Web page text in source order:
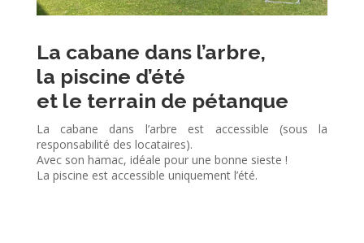
La cabane dans l’arbre,
la piscine d’été
et le terrain de pétanque
La cabane dans l’arbre est accessible (sous la
responsabilité des locataires).
Avec son hamac, idéale pour une bonne sieste !
La piscine est accessible uniquement l’été.